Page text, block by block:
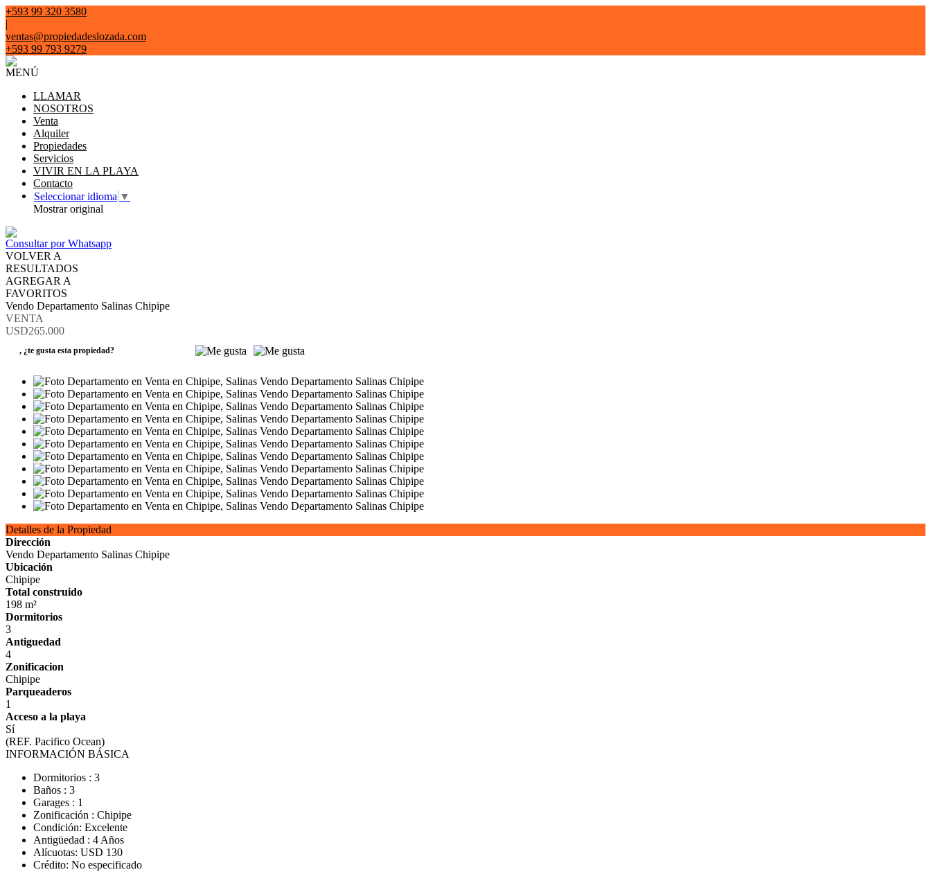
+593 99 320 3580
|
ventas@propiedadeslozada.com
+593 99 793 9279
MENÚ
LLAMAR
NOSOTROS
Venta
Alquiler
Propiedades
Servicios
VIVIR EN LA PLAYA
Contacto
Seleccionar idioma ▼
Mostrar original
Consultar por Whatsapp
VOLVER A
RESULTADOS
AGREGAR A
FAVORITOS
Vendo Departamento Salinas Chipipe
VENTA
USD265.000
, ¿te gusta esta propiedad?
Detalles de la Propiedad
Dirección
Vendo Departamento Salinas Chipipe
Ubicación
Chipipe
Total construido
198 m²
Dormitorios
3
Antiguedad
4
Zonificacion
Chipipe
Parqueaderos
1
Acceso a la playa
Sí
(REF. Pacifico Ocean)
INFORMACIÓN BÁSICA
Dormitorios : 3
Baños : 3
Garages : 1
Zonificación : Chipipe
Condición: Excelente
Antigüedad : 4 Años
Alícuotas: USD 130
Crédito: No especificado